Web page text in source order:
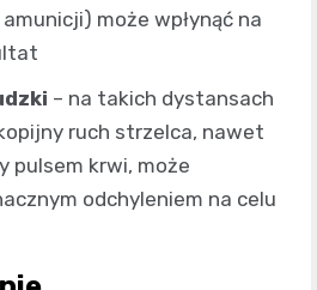
może wpłynąć na
– na takich dystansach
ruch strzelca, nawet
pulsem krwi, może
odchyleniem na celu